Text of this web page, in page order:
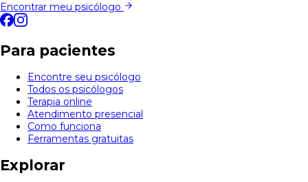
Encontrar meu psicólogo
Para pacientes
Encontre seu psicólogo
Todos os psicólogos
Terapia online
Atendimento presencial
Como funciona
Ferramentas gratuitas
Explorar